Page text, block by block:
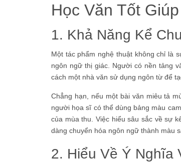
Học Văn Tốt
1. Khả Năng Kể
Một tác phẩm nghệ thuật không chỉ là
ngôn ngữ thị giác. Người có nền tảng
cách một nhà văn sử dụng ngôn từ để
Chẳng hạn, nếu một bài văn miêu tả
người họa sĩ có thể dùng bảng màu
của mùa thu. Việc hiểu sâu sắc về sự
dàng chuyển hóa ngôn ngữ thành màu
2. Hiểu Về Ý Nghĩa